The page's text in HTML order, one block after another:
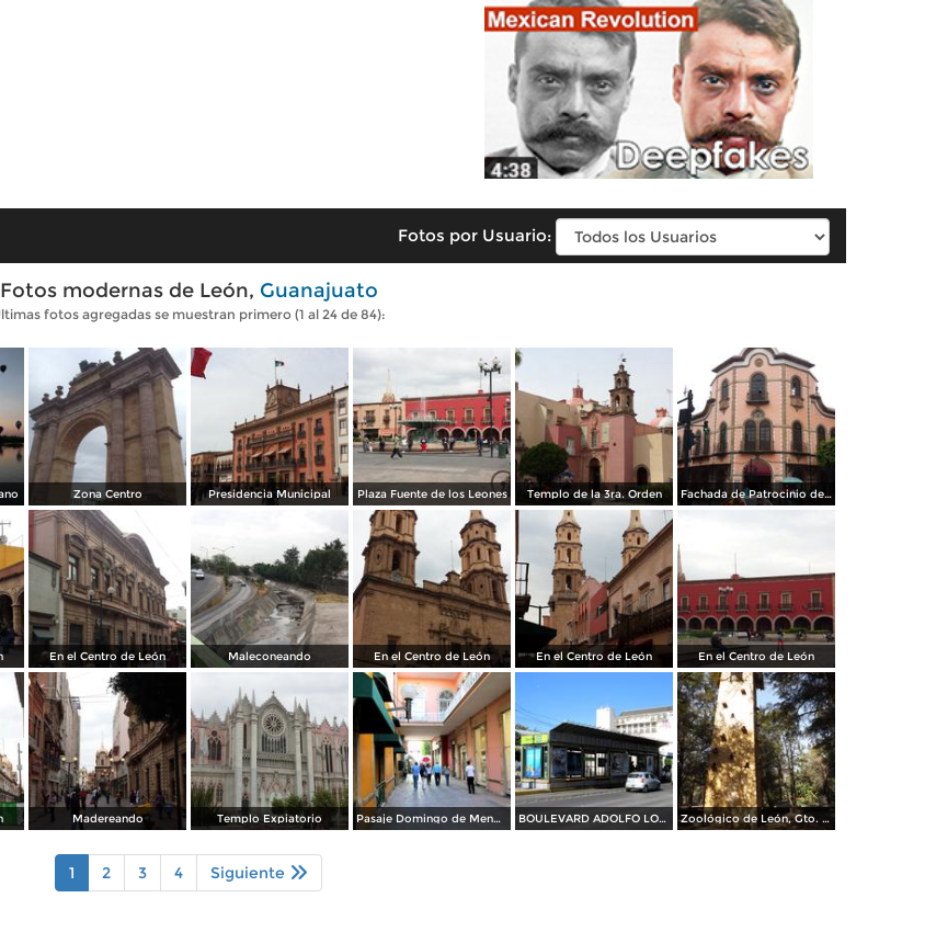
Fotos por Usuario:
Fotos modernas de León, Guanajuato
fotos agregadas se muestran primero (1 al 24 de 84):
Zona Centro Presidencia Municipal Plaza Fuente de los Leones Templo de la 3ra. Orden Fachada de Patrocinio de María
En el Centro de León Maleconeando En el Centro de León En el Centro de León En el Centro de León
Madereando Templo Expiatorio Pasaje Domingo de Mendiola BOULEVARD ADOLFO LOPEZ MATEOS Zoológico de León, Gto. Noviembre/2012
1 2 3 4 Siguiente